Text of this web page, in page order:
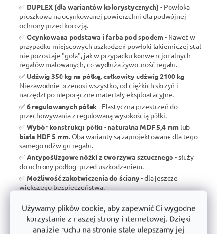
Używamy plików cookie, aby zapewnić Ci wygodne
korzystanie z naszej strony internetowej. Dzięki
analizie ruchu na stronie stale ulepszamy jej
✅ DUPLEX (dla wariantów kolorystycznych) - Powłoka
proszkowa na ocynkowanej powierzchni dla podwójnej
ochrony przed korozją.
✅Ocynkowana podstawa i farba pod spodem- Nawet w
przypadku miejscowych uszkodzeń powłoki lakierniczej stal
nie pozostaje "goła", jak w przypadku konwencjonalnych
regałów malowanych, co wydłuża żywotność regału.
✅ Udźwig 350 kg na półkę, całkowity udźwig 2100 kg-
Niezawodnie przenosi wszystko, od ciężkich skrzyń i
narzędzi po nieporęczne materiały eksploatacyjne.
✅6 regulowanych półek- Elastyczna przestrzeń do
przechowywania z regulowaną wysokością półki.
✅Wybór konstrukcji półki - naturalna MDF 5,4 mm lub
biała HDF 5 mm . Oba warianty są zaprojektowane dla tego
samego udźwigu regału.
✅ Antypoślizgowe nóżki z tworzywa sztucznego - służy
do ochrony podłogi przed uszkodzeniem.
✅ Możliwość zakotwiczenia do ściany- dla jeszcze
większego bezpieczeństwa.
wsparcie dla czeskiej produkcji.
10 lat gwarancji- dowód jakości i długoterminowej
trwałości.